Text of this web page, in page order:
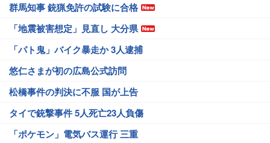
群馬知事 銃猟免許の試験に合格
「地震被害想定」見直し 大分県
「パト鬼」バイク暴走か 3人逮捕
悠仁さまが初の広島公式訪問
松橋事件の判決に不服 国が上告
タイで銃撃事件 5人死亡23人負傷
「ポケモン」電気バス運行 三重